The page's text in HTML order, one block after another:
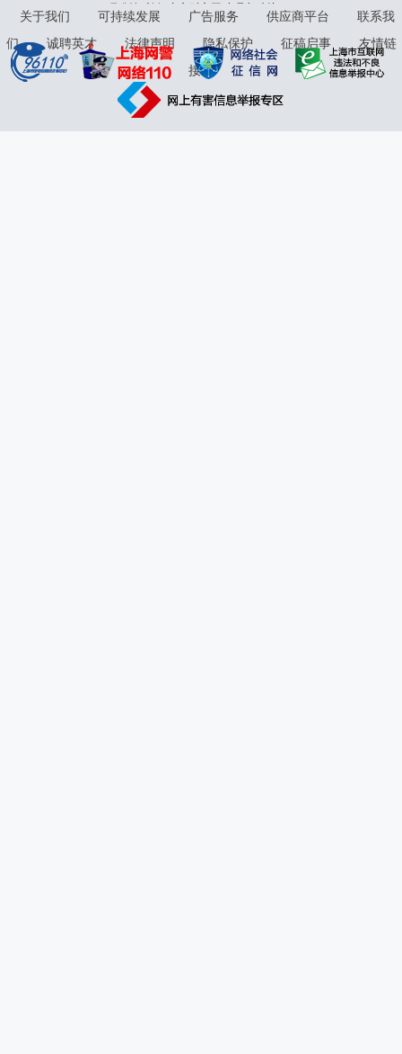
jubao@eastmoney.com
31010402000120号版权所有:东方财富网意见与建议:4000300059/952500
关于我们 可持续发展 广告服务 供应商平台
联系我
们
诚聘英才 法律声明 隐私保护 征稿启事
友情链
接